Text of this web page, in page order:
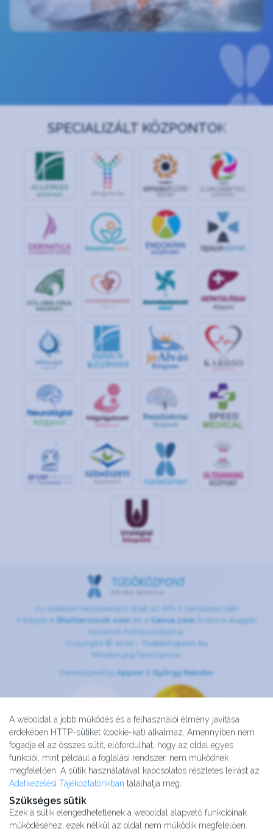
A weboldal a jobb működés és a felhasználói élmény javítása
érdekében HTTP-sütiket (cookie-kat) alkalmaz. Amennyiben nem
fogadja el az összes sütit, előfordulhat, hogy az oldal egyes
funkciói, mint például a foglalási rendszer, nem működnek
megfelelően. A sütik használatával kapcsolatos részletes leírást az
Adatkezelési Tájékoztatónkban találhatja meg.
Szükséges sütik
Ezek a sütik elengedhetetlenek a weboldal alapvető funkcióinak
működéséhez, ezek nélkül az oldal nem működik megfelelően.
SPECIALIZÁLT KÖZPONTOK
IMMUN
KÖZPONT
jóAlvás
Központ
SPORT
Az oldalon feltüntetett árak az ÁFÁ-t tartalmazzák!
A képek a Shutterstock.com és a Canva.com licence alapján
kerültek felhasználásra.
Copyright © 2026 •
Tüdőközpont.hu
Minden jog fenntartva.
Developed by Appon& György Nándor